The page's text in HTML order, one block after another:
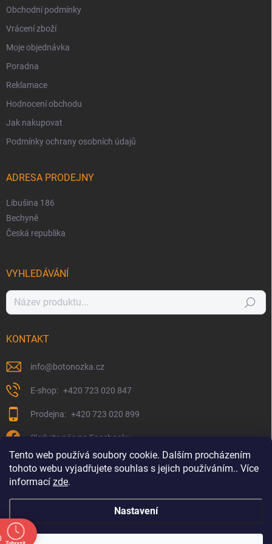
Tento web používá soubory cookie. Dalším procházením
tohoto webu vyjadřujete souhlas s jejich používáním.. Více
informací zde.
Nastavení
Obchodní podmínky
Vrácení zboží
Moje objednávka
Poradna
Reklamace
Hodnocení obchodu
Jak nakupovat
Podmínky ochrany osobních údajů
ADRESA PRODEJNY
Libušina 186
Bechyně
Česká republika
VYHLEDÁVÁNÍ
Hledat
KONTAKT
info@botonozka.cz
+420 723 020 847
+420 723 020 899
Sledujte nás na Facebooku